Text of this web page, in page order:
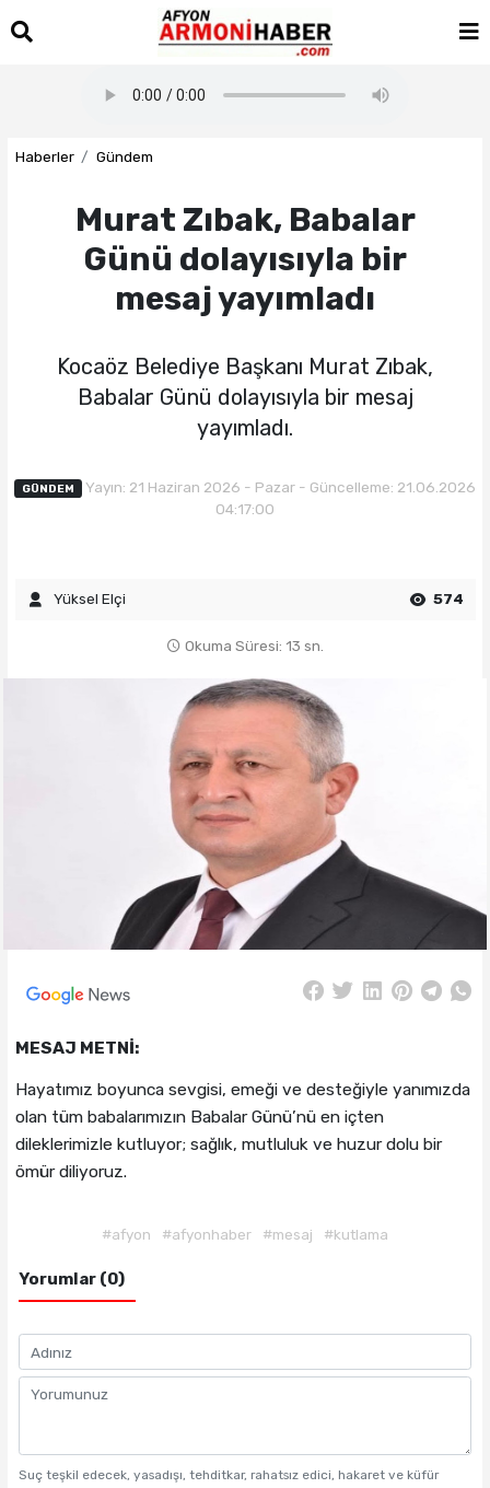
Haberler Gündem
Murat Zıbak, Babalar
Günü dolayısıyla bir
mesaj yayımladı
Kocaöz Belediye Başkanı Murat Zıbak,
Babalar Günü dolayısıyla bir mesaj
yayımladı.
GÜNDEM
Yayın: 21 Haziran 2026 - Pazar - Güncelleme: 21.06.2026
04:17:00
Yüksel Elçi 574
Okuma Süresi: 13 sn.
MESAJ METNİ:
Hayatımız boyunca sevgisi, emeği ve desteğiyle yanımızda
olan tüm babalarımızın Babalar Günü’nü en içten
dileklerimizle kutluyor; sağlık, mutluluk ve huzur dolu bir
ömür diliyoruz.
#afyon #afyonhaber #mesaj #kutlama
Yorumlar (0)
Suç teşkil edecek, yasadışı, tehditkar, rahatsız edici, hakaret ve küfür